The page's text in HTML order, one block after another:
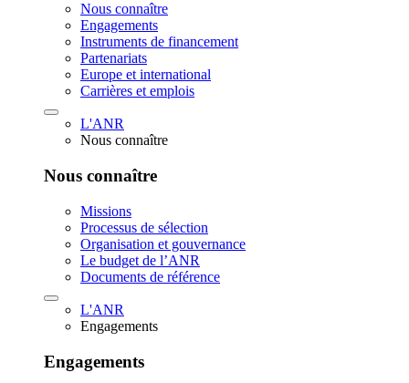
Nous connaître
Engagements
Instruments de financement
Partenariats
Europe et international
Carrières et emplois
L'ANR
Nous connaître
Nous connaître
Missions
Processus de sélection
Organisation et gouvernance
Le budget de l’ANR
Documents de référence
L'ANR
Engagements
Engagements